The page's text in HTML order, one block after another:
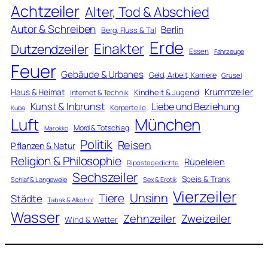
Achtzeiler Alter, Tod & Abschied
Autor & Schreiben Berg, Fluss & Tal Berlin
Dutzendzeiler Einakter Erde Essen Fahrzeuge
Feuer Gebäude & Urbanes Geld, Arbeit, Karriere Grusel
Haus & Heimat Internet & Technik Kindheit & Jugend Krummzeiler
Kuba Kunst & Inbrunst Körperteile Liebe und Beziehung
Luft Marokko Mord & Totschlag München
Pflanzen & Natur Politik Reisen
Religion & Philosophie Ripostegedichte Rüpeleien
Schlaf & Langeweile Sechszeiler Sex & Erotik Speis & Trank
Städte Tabak & Alkohol Tiere Unsinn Vierzeiler
Wasser Wind & Wetter Zehnzeiler Zweizeiler